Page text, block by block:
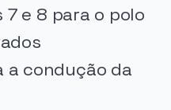
e 8 para o polo
a condução da